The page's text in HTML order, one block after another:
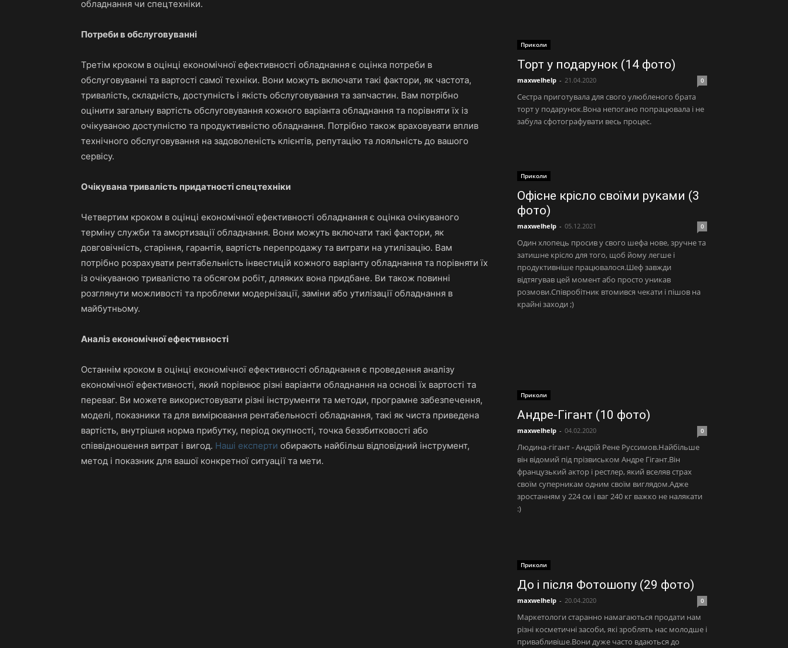
обладнання чи спецтехніки.
Потреби в обслуговуванні
Третім кроком в оцінці економічної ефективності обладнання є оцінка потреби в
обслуговуванні та вартості самої техніки. Вони можуть включати такі фактори, як частота,
тривалість, складність, доступність і якість обслуговування та запчастин. Вам потрібно
оцінити загальну вартість обслуговування кожного варіанта обладнання та порівняти їх із
очікуваною доступністю та продуктивністю обладнання. Потрібно також враховувати вплив
технічного обслуговування на задоволеність клієнтів, репутацію та лояльність до вашого
сервісу.
Очікувана тривалість придатності спецтехніки
Четвертим кроком в оцінці економічної ефективності обладнання є оцінка очікуваного
терміну служби та амортизації обладнання. Вони можуть включати такі фактори, як
довговічність, старіння, гарантія, вартість перепродажу та витрати на утилізацію. Вам
потрібно розрахувати рентабельність інвестицій кожного варіанту обладнання та порівняти їх
із очікуваною тривалістю та обсягом робіт, дляяких вона придбане. Ви також повинні
розглянути можливості та проблеми модернізації, заміни або утилізації обладнання в
майбутньому.
Аналіз економічної ефективності
Останнім кроком в оцінці економічної ефективності обладнання є проведення аналізу
економічної ефективності, який порівнює різні варіанти обладнання на основі їх вартості та
переваг. Ви можете використовувати різні інструменти та методи, програмне забезпечення,
моделі, показники та для вимірювання рентабельності обладнання, такі як чиста приведена
вартість, внутрішня норма прибутку, період окупності, точка беззбитковості або
співвідношення витрат і вигод. Наші експерти обирають найбільш відповідний інструмент,
метод і показник для вашої конкретної ситуації та мети.
Приколи
Торт у подарунок (14 фото)
maxwelhelp - 21.04.2020 0
Сестра приготувала для свого улюбленого брата
торт у подарунок.Вона непогано попрацювала і не
забула сфотографувати весь процес.
Приколи
Офісне крісло своїми руками (3
фото)
maxwelhelp - 05.12.2021 0
Один хлопець просив у свого шефа нове, зручне та
затишне крісло для того, щоб йому легше і
продуктивніше працювалося.Шеф завжди
відтягував цей момент або просто уникав
розмови.Співробітник втомився чекати і пішов на
крайні заходи ;)
Приколи
Андре-Гігант (10 фото)
maxwelhelp - 04.02.2020 0
Людина-гігант - Андрій Рене Руссимов.Найбільше
він відомий під прізвиськом Андре Гігант.Він
французький актор і рестлер, який вселяв страх
своїм суперникам одним своїм виглядом.Адже
зростанням у 224 см і ваг 240 кг важко не налякати
:)
Приколи
До і після Фотошопу (29 фото)
maxwelhelp - 20.04.2020 0
Маркетологи старанно намагаються продати нам
різні косметичні засоби, які зроблять нас молодше і
привабливіше.Вони дуже часто вдаються до